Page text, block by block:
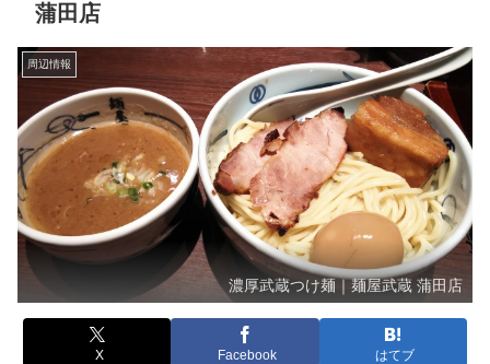
蒲田店
周辺情報
濃厚武蔵つけ麺｜麺屋武蔵 蒲田店
X Facebook はてブ